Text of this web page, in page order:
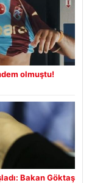
olmuştu!
Bakan Göktaş